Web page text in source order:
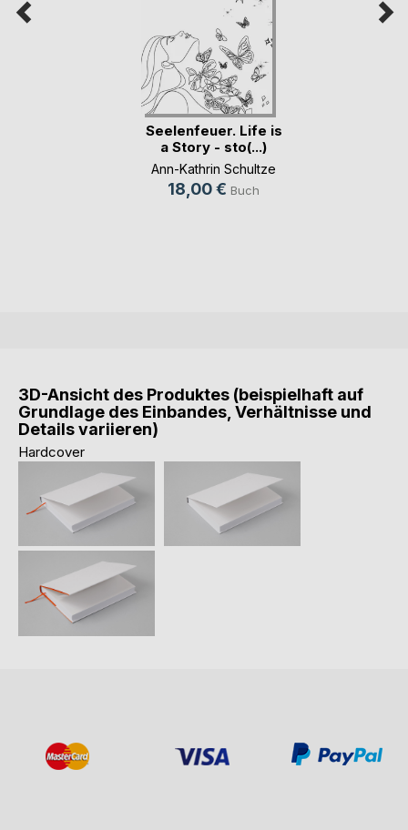
Seelenfeuer. Life is
a Story - sto(...)
Ann-Kathrin Schultze
18,00 € Buch
3D-Ansicht des Produktes (beispielhaft auf
Grundlage des Einbandes, Verhältnisse und
Details variieren)
Hardcover